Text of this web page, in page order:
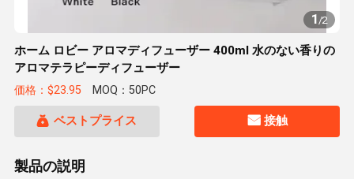
1/2
ホーム ロビー アロマディフューザー 400ml 水のない香りの
アロマテラピーディフューザー
価格：$23.95 MOQ：50PC
ベストプライス 接触
製品の説明